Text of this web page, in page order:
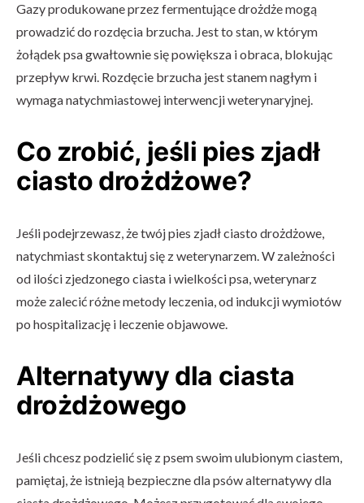
Gazy produkowane przez fermentujące drożdże mogą
prowadzić do rozdęcia brzucha. Jest to stan, w którym
żołądek psa gwałtownie się powiększa i obraca, blokując
przepływ krwi. Rozdęcie brzucha jest stanem nagłym i
wymaga natychmiastowej interwencji weterynaryjnej.
Co zrobić, jeśli pies zjadł
ciasto drożdżowe?
Jeśli podejrzewasz, że twój pies zjadł ciasto drożdżowe,
natychmiast skontaktuj się z weterynarzem. W zależności
od ilości zjedzonego ciasta i wielkości psa, weterynarz
może zalecić różne metody leczenia, od indukcji wymiotów
po hospitalizację i leczenie objawowe.
Alternatywy dla ciasta
drożdżowego
Jeśli chcesz podzielić się z psem swoim ulubionym ciastem,
pamiętaj, że istnieją bezpieczne dla psów alternatywy dla